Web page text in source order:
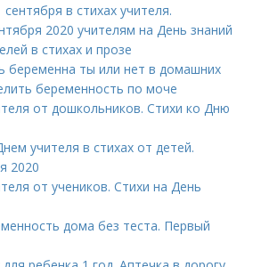
в стихах учителя.
2020 учителям на День знаний
в стихах и прозе
беременна ты или нет в домашних
беременность по моче
от дошкольников. Стихи ко Дню
учителя в стихах от детей.
2020
от учеников. Стихи на День
дома без теста. Первый